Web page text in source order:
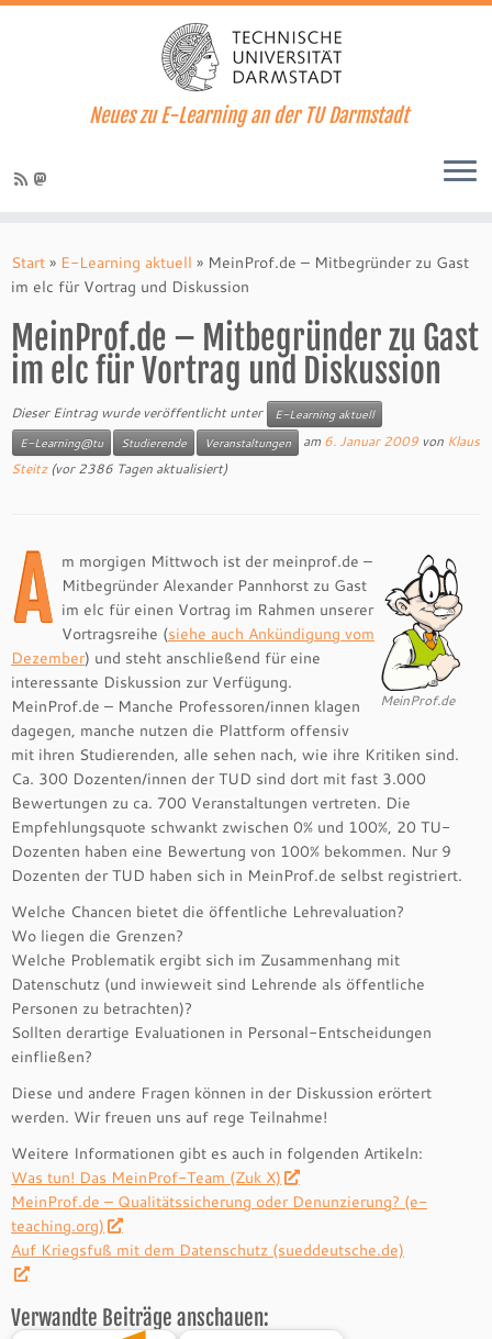
Inhalt
springen
Neues zu E-Learning an der TU Darmstadt
Start » E-Learning aktuell » MeinProf.de – Mitbegründer zu Gast
im elc für Vortrag und Diskussion
MeinProf.de – Mitbegründer zu Gast
im elc für Vortrag und Diskussion
Dieser Eintrag wurde veröffentlicht unter
E-Learning aktuell
E-Learning@tu
Studierende Veranstaltungen am 6. Januar 2009 von Klaus
Steitz(vor 2386 Tagen aktualisiert)
MeinProf.de
A m morgigen Mittwoch ist der meinprof.de –
Mitbegründer Alexander Pannhorst zu Gast
im elc für einen Vortrag im Rahmen unserer
Vortragsreihe (siehe auch Ankündigung vom
Dezember) und steht anschließend für eine
interessante Diskussion zur Verfügung.
MeinProf.de – Manche Professoren/innen klagen
dagegen, manche nutzen die Plattform offensiv
mit ihren Studierenden, alle sehen nach, wie ihre Kritiken sind.
Ca. 300 Dozenten/innen der TUD sind dort mit fast 3.000
Bewertungen zu ca. 700 Veranstaltungen vertreten. Die
Empfehlungsquote schwankt zwischen 0% und 100%, 20 TU-
Dozenten haben eine Bewertung von 100% bekommen. Nur 9
Dozenten der TUD haben sich in MeinProf.de selbst registriert.
Welche Chancen bietet die öffentliche Lehrevaluation?
Wo liegen die Grenzen?
Welche Problematik ergibt sich im Zusammenhang mit
Datenschutz (und inwieweit sind Lehrende als öffentliche
Personen zu betrachten)?
Sollten derartige Evaluationen in Personal-Entscheidungen
einfließen?
Diese und andere Fragen können in der Diskussion erörtert
werden. Wir freuen uns auf rege Teilnahme!
Weitere Informationen gibt es auch in folgenden Artikeln:
Was tun! Das MeinProf-Team (Zuk X)
MeinProf.de – Qualitätssicherung oder Denunzierung? (e-
teaching.org)
Auf Kriegsfuß mit dem Datenschutz (sueddeutsche.de)
Verwandte Beiträge anschauen: